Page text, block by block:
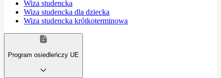
Wiza studencka
Wiza studencka dla dziecka
Wiza studencka krótkoterminowa
Program osiedleńczy UE